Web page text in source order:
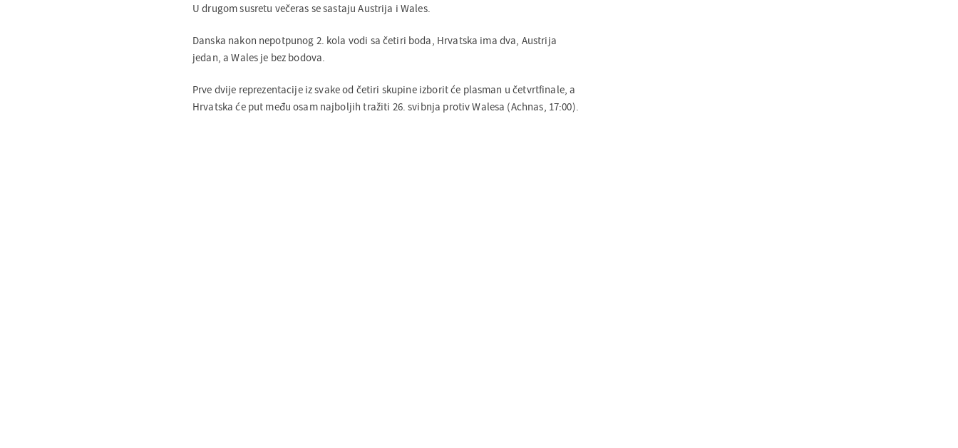
U drugom susretu večeras se sastaju Austrija i Wales.
Danska nakon nepotpunog 2. kola vodi sa četiri boda, Hrvatska ima dva, Austrija
jedan, a Wales je bez bodova.
Prve dvije reprezentacije iz svake od četiri skupine izborit će plasman u četvrtfinale, a
Hrvatska će put među osam najboljih tražiti 26. svibnja protiv Walesa (Achnas, 17:00).